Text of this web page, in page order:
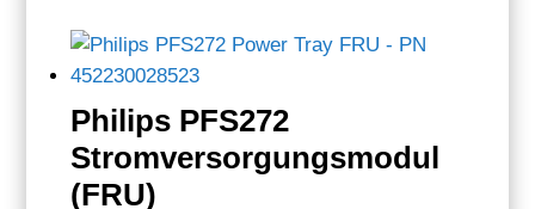
Philips PFS272
Stromversorgungsmodul
(FRU)